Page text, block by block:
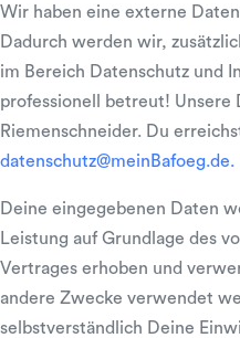
Wir haben eine externe
Dadurch werden wir,
im Bereich Datenschutz und
professionell betreut! Unsere
Riemenschneider. Du
datenschutz@meinBafoeg.de.
Deine eingegebenen Daten
Leistung auf Grundlage des
Vertrages erhoben und
andere Zwecke verwendet
selbstverständlich Deine